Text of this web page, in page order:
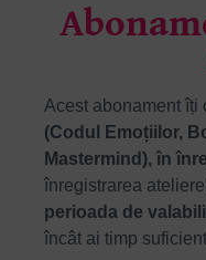
Acest abonament îți
(Codul Emoțiilor,
Mastermind), în
înregistrarea
perioada de
încât ai timp